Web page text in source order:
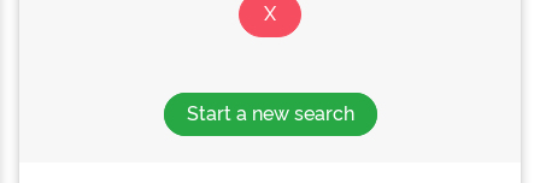
Start a new search